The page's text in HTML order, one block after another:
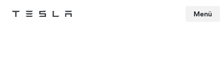
Tesla Menü